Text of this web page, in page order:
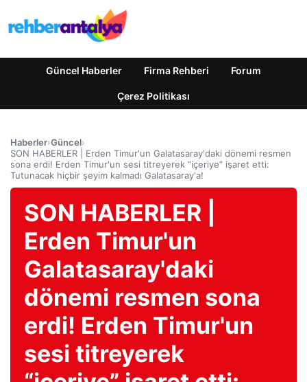
Güncel Haberler Firma Rehberi Forum
Çerez Politikası
Haberler›Güncel›
SON HABERLER | Erden Timur'un Galatasaray'daki dönemi resmen
sona erdi! Erden Timur'un sesi titreyerek “içeriye” işaret etti:
Tutunacak hiçbir şeyim kalmadı Galatasaray'a!
SON HABERLER |
Erden Timur'un
Galatasaray'daki
dönemi resmen sona
erdi! Erden Timur'un
sesi titreyerek